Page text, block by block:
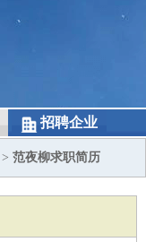
招聘企业
> 范夜柳求职简历